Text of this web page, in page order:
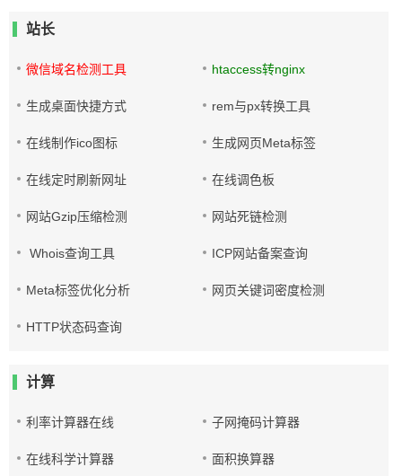
站长
微信域名检测工具 htaccess转nginx
生成桌面快捷方式 rem与px转换工具
在线制作ico图标 生成网页Meta标签
在线定时刷新网址 在线调色板
网站Gzip压缩检测 网站死链检测
Whois查询工具 ICP网站备案查询
Meta标签优化分析 网页关键词密度检测
HTTP状态码查询
计算
利率计算器在线 子网掩码计算器
在线科学计算器 面积换算器